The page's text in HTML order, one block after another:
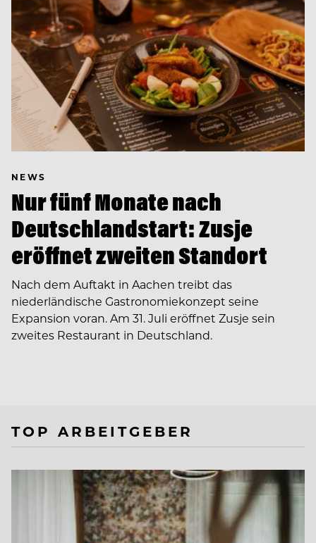
NEWS
Nur fünf Monate nach
Deutschlandstart: Zusje
eröffnet zweiten Standort
Nach dem Auftakt in Aachen treibt das
niederländische Gastronomiekonzept seine
Expansion voran. Am 31. Juli eröffnet Zusje sein
zweites Restaurant in Deutschland.
TOP ARBEITGEBER